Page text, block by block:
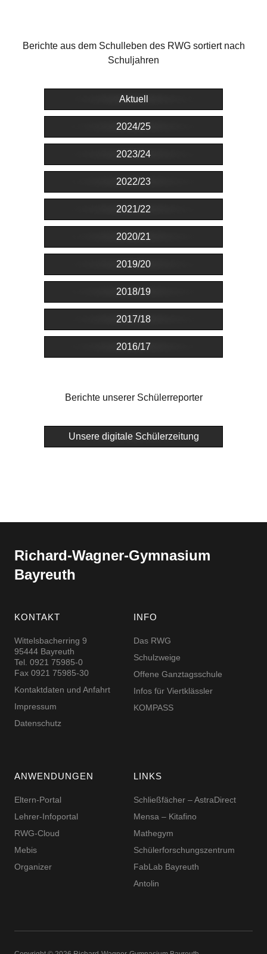
Berichte aus dem Schulleben des RWG sortiert nach
Schuljahren
Aktuell
2024/25
2023/24
2022/23
2021/22
2020/21
2019/20
2018/19
2017/18
2016/17
Berichte unserer Schülerreporter
Unsere digitale Schülerzeitung
Richard-​​Wagner-​​Gymnasium
Bayreuth
KONTAKT
Wittelsbacherring 9
95444 Bayreuth
Tel. 0921 75985-0
Fax 0921 75985-30
Kontaktdaten und Anfahrt
Impressum
Datenschutz
INFO
Das RWG
Schulzweige
Offene Ganztagsschule
Infos für Viertklässler
KOMPASS
ANWENDUNGEN
Eltern-Portal
Lehrer-Infoportal
RWG-Cloud
Mebis
Organizer
LINKS
Schließfächer – AstraDirect
Mensa – Kitafino
Mathegym
Schüler­for­schungs­zentrum
FabLab Bayreuth
Antolin